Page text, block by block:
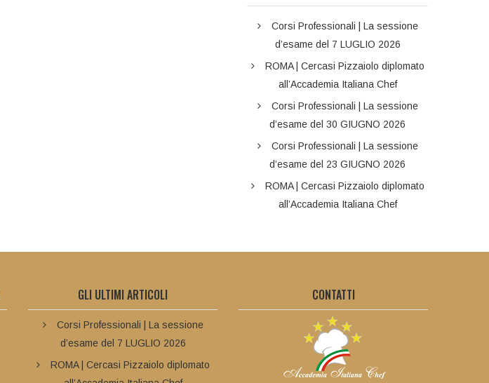
Corsi Professionali | La sessione
d’esame del 7 LUGLIO 2026
ROMA | Cercasi Pizzaiolo diplomato
all’Accademia Italiana Chef
Corsi Professionali | La sessione
d’esame del 30 GIUGNO 2026
Corsi Professionali | La sessione
d’esame del 23 GIUGNO 2026
ROMA | Cercasi Pizzaiolo diplomato
all’Accademia Italiana Chef
GLI ULTIMI ARTICOLI
Corsi Professionali | La sessione
d’esame del 7 LUGLIO 2026
ROMA | Cercasi Pizzaiolo diplomato
CONTATTI